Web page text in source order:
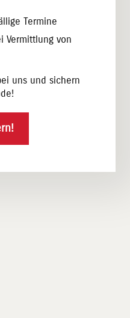
Termine
Vermittlung von
uns und sichern